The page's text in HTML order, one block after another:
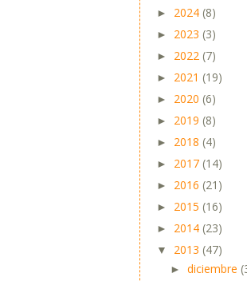
► 2024 (8)
► 2023 (3)
► 2022 (7)
► 2021 (19)
► 2020 (6)
► 2019 (8)
► 2018 (4)
► 2017 (14)
► 2016 (21)
► 2015 (16)
► 2014 (23)
▼ 2013 (47)
► diciembre